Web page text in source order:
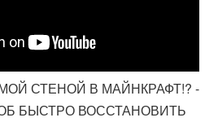
СТЕНОЙ В МАЙНКРАФТ!? -
БЫСТРО ВОССТАНОВИТЬ